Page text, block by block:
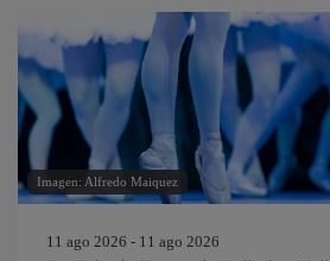
Imagen: Alfredo Maiquez
11 ago 2026 - 11 ago 2026